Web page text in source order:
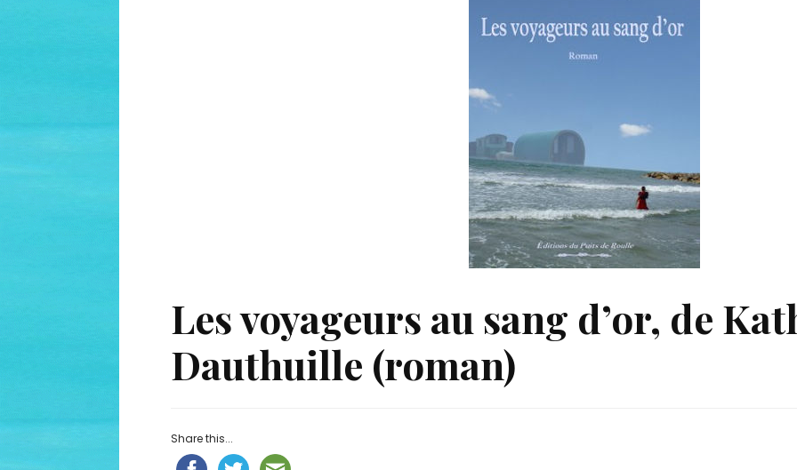
Les voyageurs au sang d’or, de
Dauthuille (roman)
Share this...